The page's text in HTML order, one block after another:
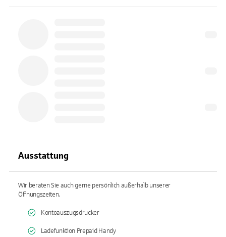
Ausstattung
Wir beraten Sie auch gerne persönlich außerhalb unserer
Öffnungszeiten.
Kontoauszugsdrucker
Ladefunktion Prepaid Handy